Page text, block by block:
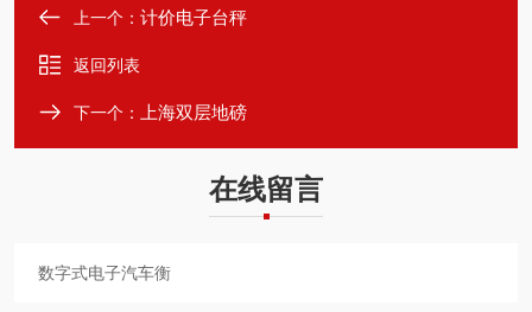
上一个： 计价电子台秤
返回列表
下一个： 上海双层地磅
在线留言